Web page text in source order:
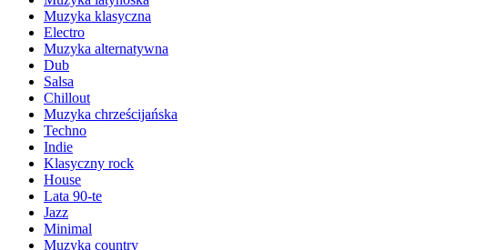
Muzyka klasyczna
Electro
Muzyka alternatywna
Dub
Salsa
Chillout
Muzyka chrześcijańska
Techno
Indie
Klasyczny rock
House
Lata 90-te
Jazz
Minimal
Muzyka country